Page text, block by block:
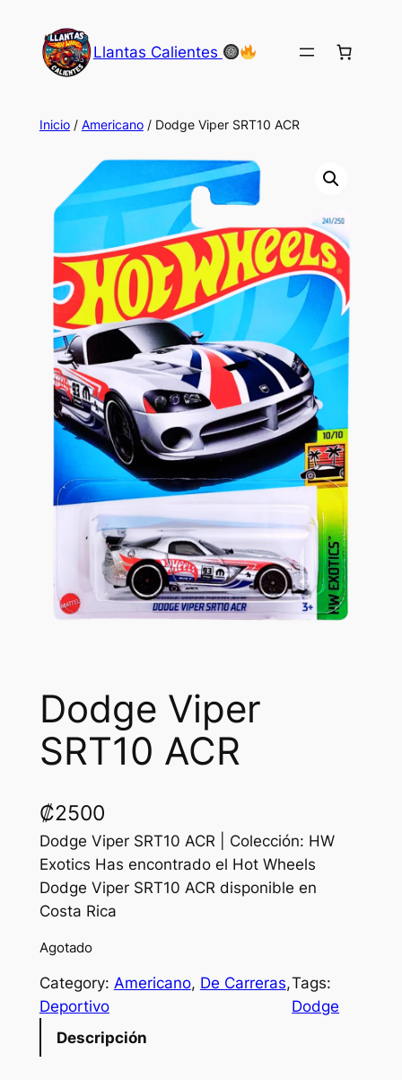
contenido
Llantas Calientes
Inicio/ Americano/ Dodge Viper SRT10 ACR
Dodge Viper
SRT10 ACR
₡2500
Dodge Viper SRT10 ACR | Colección: HW
Exotics Has encontrado el Hot Wheels
Dodge Viper SRT10 ACR disponible en
Costa Rica
Agotado
Category: Americano, De Carreras ,
Deportivo
Tags:
Dodge
Descripción